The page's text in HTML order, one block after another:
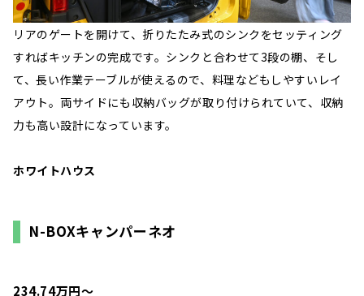
リアのゲートを開けて、折りたたみ式のシンクをセッティング
すればキッチンの完成です。シンクと合わせて3段の棚、そし
て、長い作業テーブルが使えるので、料理などもしやすいレイ
アウト。両サイドにも収納バッグが取り付けられていて、収納
力も高い設計になっています。
ホワイトハウス
N-BOXキャンパーネオ
234.74万円〜